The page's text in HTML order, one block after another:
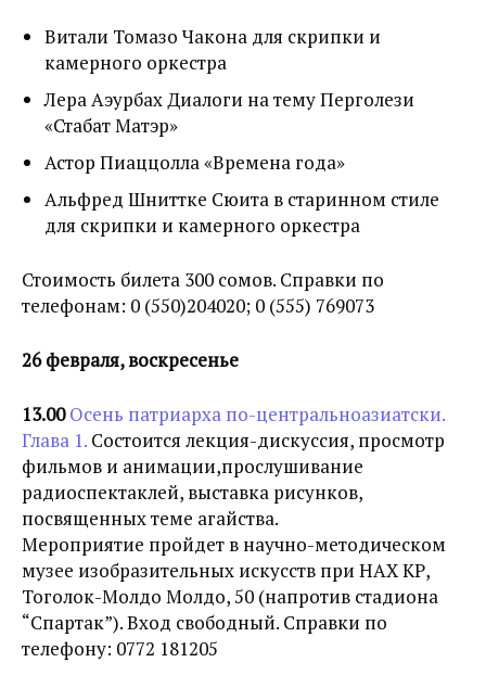
Витали Томазо Чакона для скрипки и
камерного оркестра
Лера Аэурбах Диалоги на тему Перголези
«Стабат Матэр»
Астор Пиаццолла «Времена года»
Альфред Шниттке Сюита в старинном стиле
для скрипки и камерного оркестра
Стоимость билета 300 сомов. Справки по
телефонам: 0 (550)204020; 0 (555) 769073
26 февраля, воскресенье
13.00 Осень патриарха по-центральноазиатски.
Глава 1. Состоится лекция-дискуссия, просмотр
фильмов и анимации,прослушивание
радиоспектаклей, выставка рисунков,
посвященных теме агайства.
Мероприятие пройдет в научно-методическом
музее изобразительных искусств при НАХ КР,
Тоголок-Молдо Молдо, 50 (напротив стадиона
“Спартак”). Вход свободный. Справки по
телефону: 0772 181205